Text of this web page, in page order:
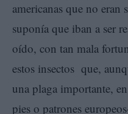
americanas que no eran
suponía que iban a ser
oído, con tan mala
estos insectos que,
una plaga importante,
pies o patrones